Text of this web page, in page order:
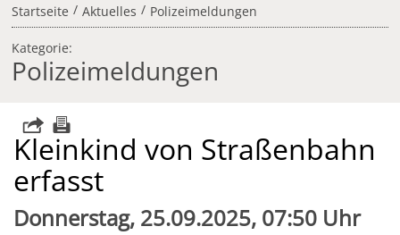
Startseite / Aktuelles / Polizeimeldungen
Kategorie:
Polizeimeldungen
Kleinkind von Straßenbahn
erfasst
Donnerstag, 25.09.2025, 07:50 Uhr